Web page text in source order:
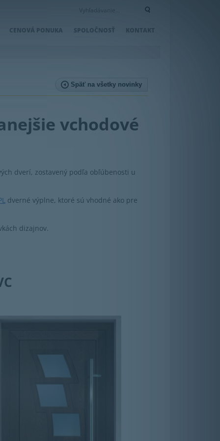
CENOVÁ PONUKA SPOLOČNOSŤ KONTAKT
Späť na všetky novinky
vchodové
dverí, zostavený podľa obľúbenosti u
dverné výplne, ktoré sú vhodné ako pre
dizajnov.